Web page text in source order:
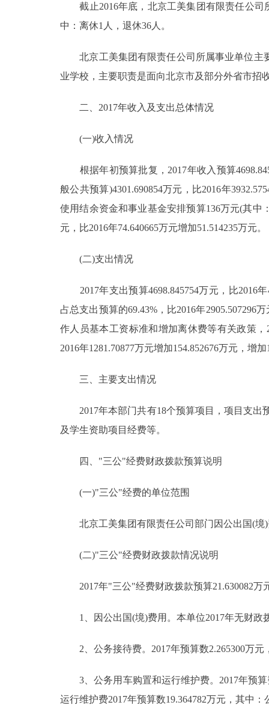
政民互动
12345网上接诉即办
北京概况
ENGLISH
ESPAÑOL
ITALIANO
截止2016年底，北京工美集团有限责任公司
中：离休1人，退休36人。
北京工美集团有限责任公司所属事业单位主
业学校，主要职责是面向北京市及部分外省市招
二、2017年收入及支出总体情况
(一)收入情况
根据年初预算批复，2017年收入预算
般公共预算)4301.690854万元，比2016年
使用结余资金和事业基金安排预算136万元(其中
元，比2016年74.640665万元增加51.514235万元。
(二)支出情况
2017年支出预算4698.845754万元，比2016年
占总支出预算的69.43%，比2016年2905.507296
作人员基本工资标准和增加离休费等有关政策，
2016年1281.70877万元增加154.852676万元，
三、主要支出情况
2017年本部门共有18个预算项目，项目支出
及学生资助项目经费等。
四、"三公"经费财政拨款预算说明
(一)"三公"经费的单位范围
北京工美集团有限责任公司部门因公出国(境)
(二)"三公"经费财政拨款情况说明
2017年"三公"经费财政拨款预算21.630082万
1、因公出国(境)费用。本单位2017年无财政
2、公务接待费。2017年预算数2.265300万元
3、公务用车购置和运行维护费。2017年预算
运行维护费2017年预算数19.364782万元，其中